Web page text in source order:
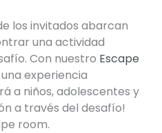
los invitados abarcan
una actividad
Con nuestro Escape
experiencia
a niños, adolescentes y
a través del desafío!
room.